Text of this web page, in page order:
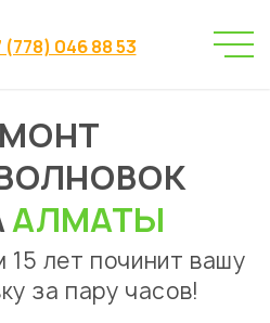
(778) 046 88 53
центр
Hansa
АЛМАТЫ
лет починит вашу
за пару часов!